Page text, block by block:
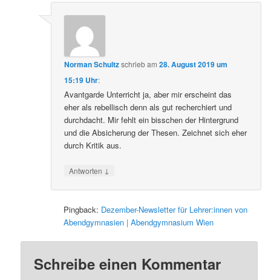
Norman Schultzschriebam28. August 2019 um
15:19 Uhr:
Avantgarde Unterricht ja, aber mir erscheint das
eher als rebellisch denn als gut recherchiert und
durchdacht. Mir fehlt ein bisschen der Hintergrund
und die Absicherung der Thesen. Zeichnet sich eher
durch Kritik aus.
Antworten ↓
Pingback: Dezember-Newsletter für Lehrer:innen von
Abendgymnasien | Abendgymnasium Wien
Schreibe einen Kommentar